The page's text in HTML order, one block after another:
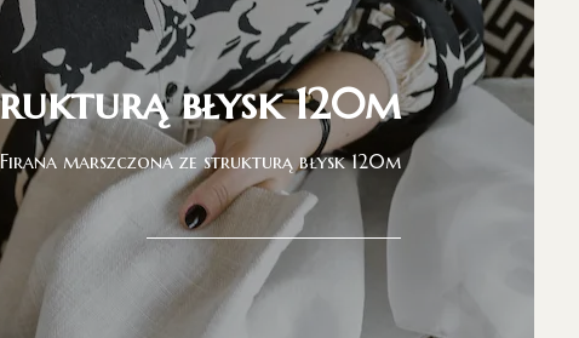
błysk 120m
marszczona ze strukturą błysk 120m